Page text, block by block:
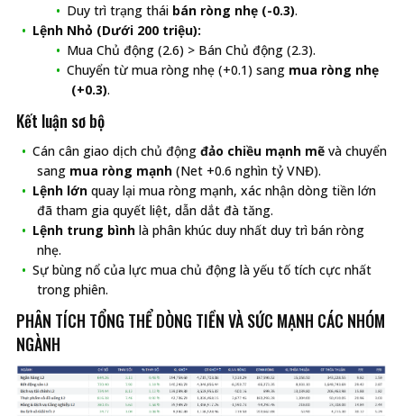
Duy trì trạng thái bán ròng nhẹ (-0.3).
Lệnh Nhỏ (Dưới 200 triệu):
Mua Chủ động (2.6) > Bán Chủ động (2.3).
Chuyển từ mua ròng nhẹ (+0.1) sang mua ròng nhẹ
(+0.3).
Kết luận sơ bộ
Cán cân giao dịch chủ động đảo chiều mạnh mẽ và chuyển
sang mua ròng mạnh (Net +0.6 nghìn tỷ VNĐ).
Lệnh lớn quay lại mua ròng mạnh, xác nhận dòng tiền lớn
đã tham gia quyết liệt, dẫn dắt đà tăng.
Lệnh trung bình là phân khúc duy nhất duy trì bán ròng
nhẹ.
Sự bùng nổ của lực mua chủ động là yếu tố tích cực nhất
trong phiên.
PHÂN TÍCH TỔNG THỂ DÒNG TIỀN VÀ SỨC MẠNH CÁC NHÓM
NGÀNH